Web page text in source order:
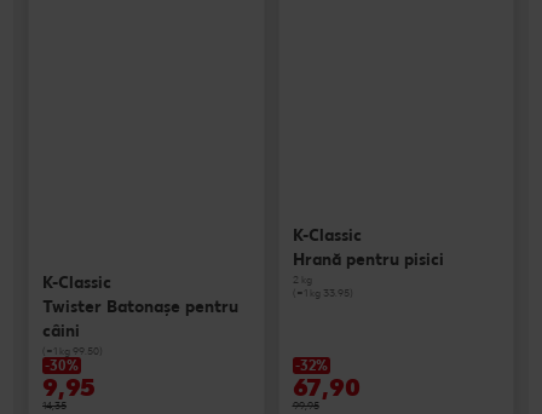
K-Classic
Twister Batonaşe pentru
câini
(=1 kg 99.50)
-30%
9,95
14,35
K-Classic
Hrană pentru pisici
2 kg
(=1 kg 33.95)
-32%
67,90
99,95